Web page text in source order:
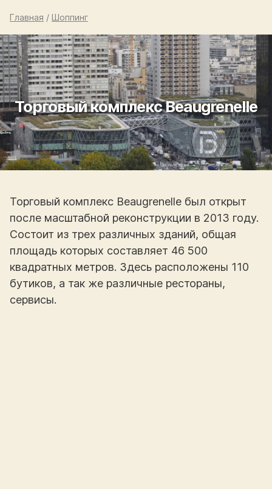
Главная / Шоппинг
Торговый комплекс Beaugrenelle
Торговый комплекс Beaugrenelle был открыт
после масштабной реконструкции в 2013 году.
Состоит из трех различных зданий, общая
площадь которых составляет 46 500
квадратных метров. Здесь расположены 110
бутиков, а так же различные рестораны,
сервисы.